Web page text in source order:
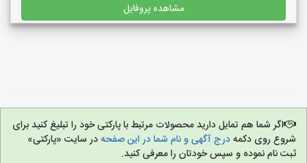
مشاهده پروفایل
اگر شما هم تمایل دارید محصولات مرتبط با پارکتی خود را تبلیغ کنید برای
شروع روی دکمهدرج آگهی و نام شما در این صفحهدر سایت «پارکتی»
ثبت نام نموده و سپس خودتان را معرفی کنید.